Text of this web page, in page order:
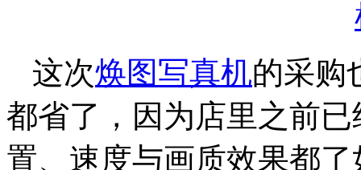
这次焕图写真机的采购
都省了，因为店里之前
置、速度与画质效果都